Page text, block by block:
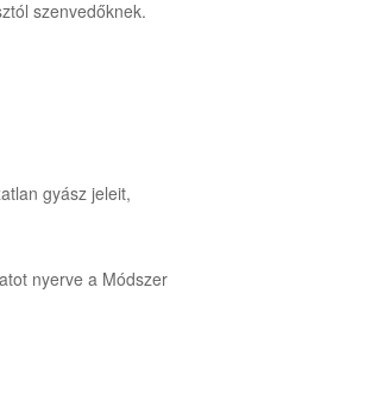
szenvedőknek.
gyász jeleit,
nyerve a Módszer